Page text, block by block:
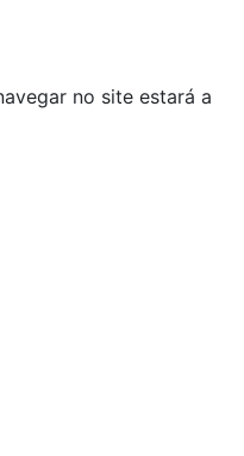
no site estará a